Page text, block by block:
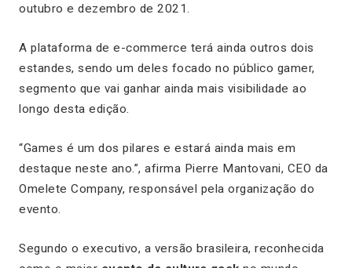
outubro e dezembro de 2021.
A plataforma de e-commerce terá ainda outros dois
estandes, sendo um deles focado no público gamer,
segmento que vai ganhar ainda mais visibilidade ao
longo desta edição.
“Games é um dos pilares e estará ainda mais em
destaque neste ano.”, afirma Pierre Mantovani, CEO da
Omelete Company, responsável pela organização do
evento.
Segundo o executivo, a versão brasileira, reconhecida